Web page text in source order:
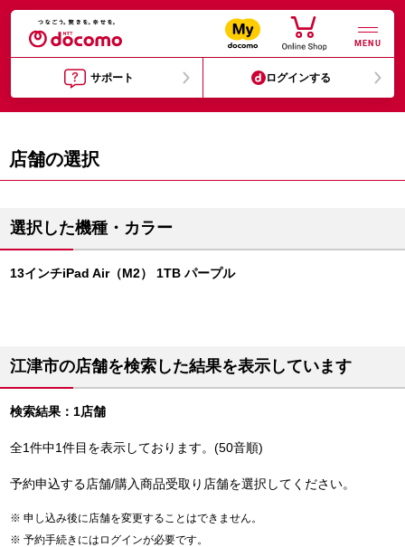
MENU
サポート ログインする
店舗の選択
選択した機種・カラー
13インチiPad Air（M2） 1TB パープル
江津市の店舗を検索した結果を表示しています
検索結果：1店舗
全1件中1件目を表示しております。(50音順)
予約申込する店舗/購入商品受取り店舗を選択してください。
申し込み後に店舗を変更することはできません。
予約手続きにはログインが必要です。